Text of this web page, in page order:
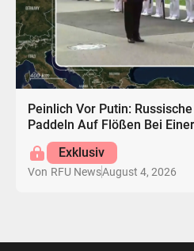
Peinlich Vor Putin:
Paddeln Auf Flößen Bei
Exklusiv
Von RFU NewsAugust 4, 2026